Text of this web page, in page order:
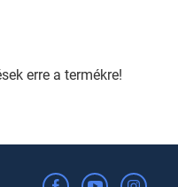
erre a termékre!